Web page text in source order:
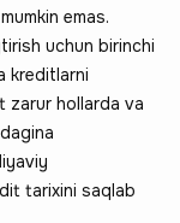
emas.
uchun birinchi
kreditlarni
zarur hollarda va
tarixini saqlab